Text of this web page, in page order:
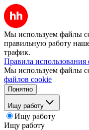
Мы используем файлы
правильную работу
трафик.
Правила
Мы используем файлы
файлов cookie
Понятно
Ищу работу
Ищу работу
Ищу работу